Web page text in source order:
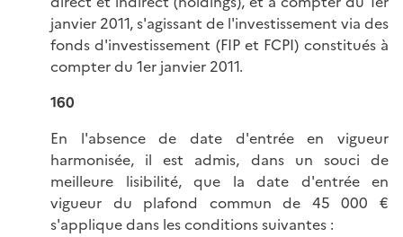
janvier 2011, s'agissant de l'investissement via des
fonds d'investissement (FIP et FCPI) constitués à
compter du 1er janvier 2011.
160
En l'absence de date d'entrée en vigueur
harmonisée, il est admis, dans un souci de
meilleure lisibilité, que la date d'entrée en
vigueur du plafond commun de 45 000 €
s'applique dans les conditions suivantes :